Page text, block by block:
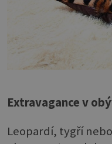
Extravagance v
Leopardí, tygří